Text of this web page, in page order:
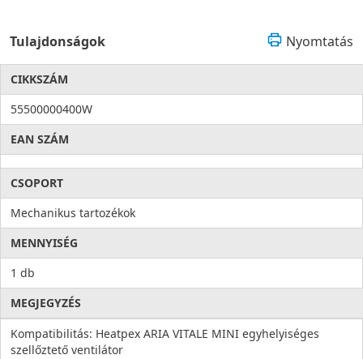
Tulajdonságok Nyomtatás
CIKKSZÁM
55500000400W
EAN SZÁM
CSOPORT
Mechanikus tartozékok
MENNYISÉG
1 db
MEGJEGYZÉS
Kompatibilitás: Heatpex ARIA VITALE MINI egyhelyiséges
szellőztető ventilátor